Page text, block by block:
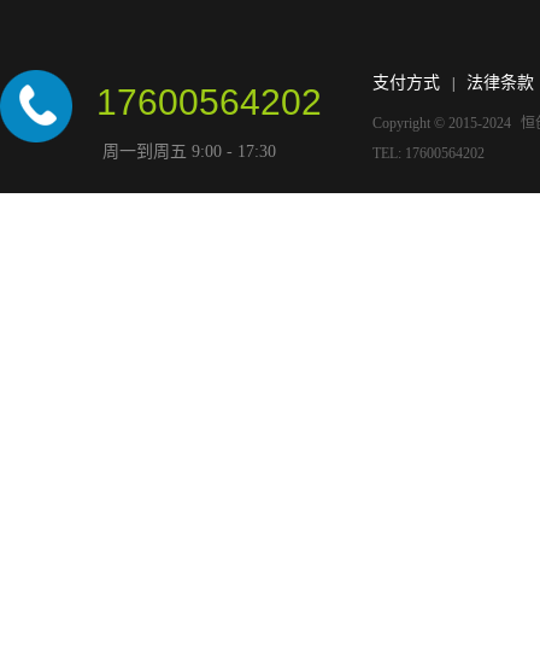
17600564202
周一到周五 9:00 - 17:30
支付方式 法律条款
Copyright © 2015-2024 恒
TEL: 17600564202